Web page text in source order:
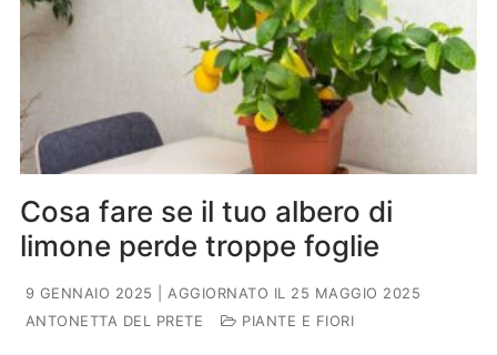
Cosa fare se il tuo albero di
limone perde troppe foglie
9 GENNAIO 2025 | AGGIORNATO IL 25 MAGGIO 2025
ANTONETTA DEL PRETE
PIANTE E FIORI